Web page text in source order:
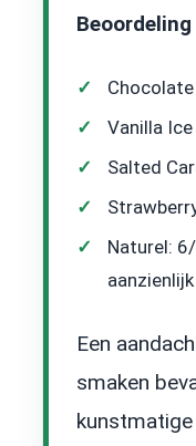
Vanilla
Salted
Naturel:
Een
smaken